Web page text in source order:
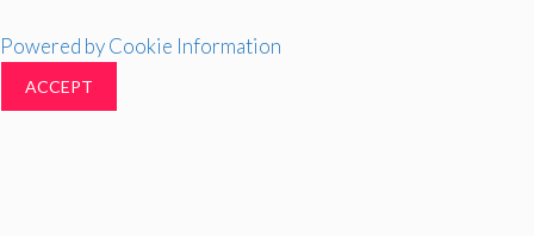
Powered by Cookie Information
ACCEPT